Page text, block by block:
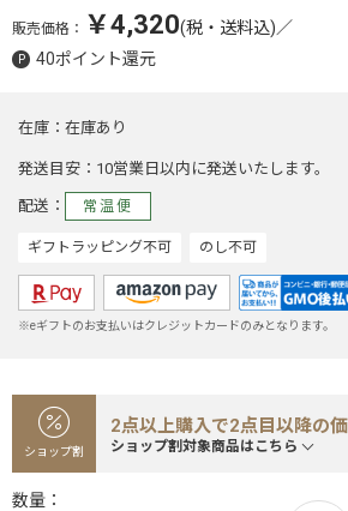
販売価格： ￥4,320(税・送料込)／
40ポイント還元
在庫 在庫あり
発送目安 10営業日以内に発送いたします。
配送 常温便
ギフトラッピング不可 のし不可
※eギフトのお支払いはクレジットカードのみとなります。
ショップ割
2点以上購入で2点目以降の
ショップ割対象商品はこちら
数量